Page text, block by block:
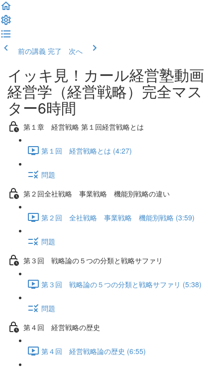
前の講義 完了 次へ
イッキ見！カール経営塾動画
経営学（経営戦略）完全マス
ター6時間
第１章 経営戦略 第１回経営戦略とは
第１回 経営戦略とは (4:27)
問題
第２回全社戦略 事業戦略 機能別戦略の違い
第２回 全社戦略 事業戦略 機能別戦略 (3:59)
問題
第３回 戦略論の５つの分類と戦略サファリ
第３回 戦略論の５つの分類と戦略サファリ (5:38)
問題
第４回 経営戦略の歴史
第４回 経営戦略論の歴史 (6:55)